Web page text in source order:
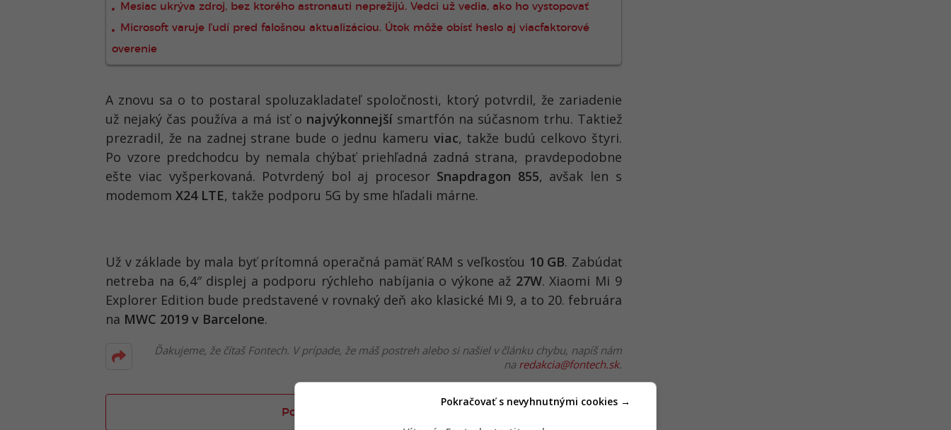
Mesiac ukrýva zdroj, bez ktorého astronauti neprežijú. Vedci už vedia, ako ho vystopovať
Microsoft varuje ľudí pred falošnou aktualizáciou. Útok môže obísť heslo aj viacfaktorové
overenie
A znovu sa o to postaral spoluzakladateľ spoločnosti, ktorý potvrdil, že zariadenie
už nejaký čas používa a má isť o najvýkonnejšísmartfón na súčasnom trhu. Taktiež
prezradil, že na zadnej strane bude o jednu kameru viac, takže budú celkovo štyri.
Po vzore predchodcu by nemala chýbať priehľadná zadná strana, pravdepodobne
ešte viac vyšperkovaná. Potvrdený bol aj procesor Snapdragon 855, avšak len s
modemomX24 LTE, takže podporu 5G by sme hľadali márne.
Už v základe by mala byť prítomná operačná pamäť RAM s veľkosťou 10 GB. Zabúdať
netreba na 6,4″ displej a podporu rýchleho nabíjania o výkone až 27W. Xiaomi Mi 9
Explorer Edition bude predstavené v rovnaký deň ako klasické Mi 9, a to 20. februára
na MWC 2019 v Barcelone.
Ďakujeme, že čítaš Fontech. V prípade, že máš postreh alebo si našiel v článku chybu, napíš nám
na redakcia@fontech.sk.
Poslať TIP redakcii na článok
Pokračovať s nevyhnutnými cookies →